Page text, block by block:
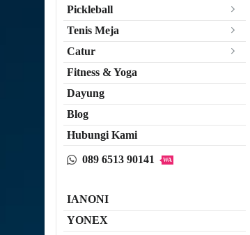
Pickleball
Tenis Meja
Catur
Fitness & Yoga
Dayung
Blog
Hubungi Kami
089 6513 90141 WA
IANONI
YONEX